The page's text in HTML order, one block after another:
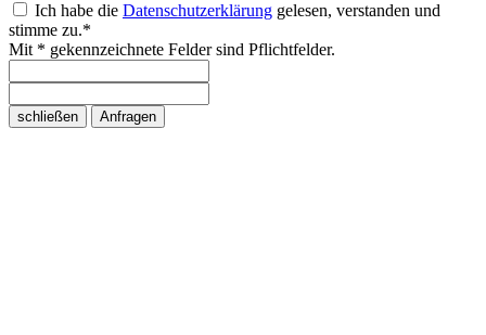
Ich habe die Datenschutzerklärung gelesen, verstanden und
stimme zu.*
Mit * gekennzeichnete Felder sind Pflichtfelder.
schließen Anfragen